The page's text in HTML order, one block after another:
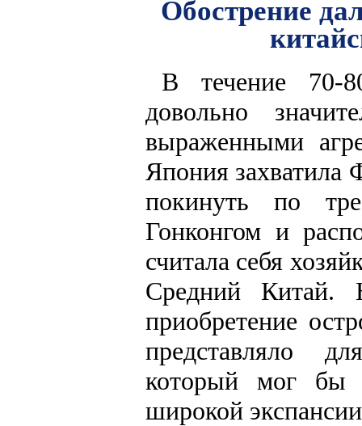
Обострение
В течение 70-
довольно
выраженными
Япония захватила
покинуть по
Гонконгом и
считала себя
Средний Китай.
приобретение
представляло
который мог бы
широкой